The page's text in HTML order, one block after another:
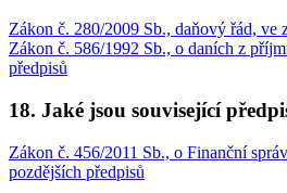
Zákon č. 280/2009 Sb., daňový řád, ve
Zákon č. 586/1992 Sb., o daních z
předpisů
18. Jaké jsou související
Zákon č. 456/2011 Sb., o Finanční
pozdějších předpisů